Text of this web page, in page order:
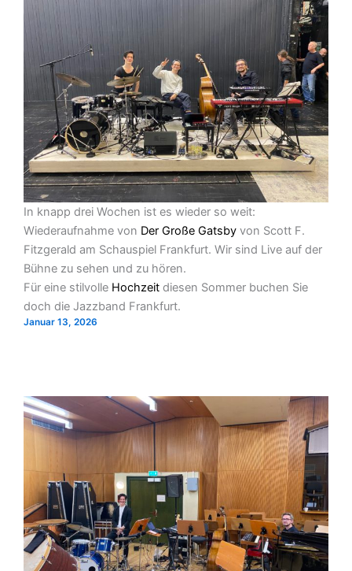
In knapp drei Wochen ist es wieder so weit:
Wiederaufnahme von Der Große Gatsbyvon Scott F.
Fitzgerald am Schauspiel Frankfurt. Wir sind Live auf der
Bühne zu sehen und zu hören.
Für eine stilvolle Hochzeitdiesen Sommer buchen Sie
doch die Jazzband Frankfurt.
Januar 13, 2026